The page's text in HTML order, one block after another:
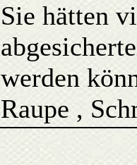
Sie hätten
werden
Raupe ,